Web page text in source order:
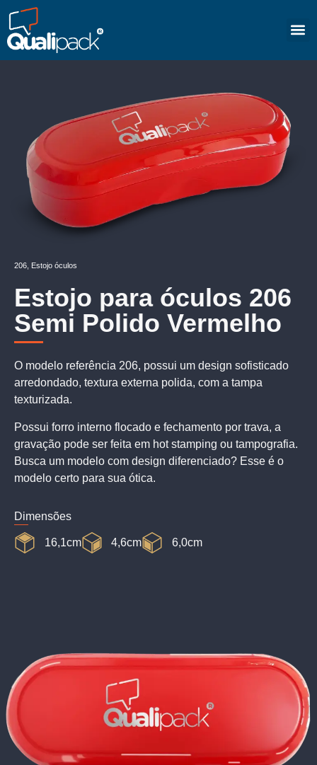
206 Estojo óculos
Estojo para óculos 206
Semi Polido Vermelho
O modelo referência 206, possui um design sofisticado
arredondado, textura externa polida, com a tampa
texturizada.
Possui forro interno flocado e fechamento por trava, a
gravação pode ser feita em hot stamping ou tampografia.
Busca um modelo com design diferenciado? Esse é o
modelo certo para sua ótica.
Dimensões
16,1cm 4,6cm 6,0cm